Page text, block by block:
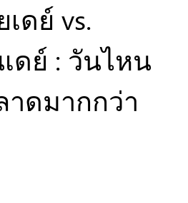
ดย์ vs.
ดย์ : วันไหน
ดมากกว่า